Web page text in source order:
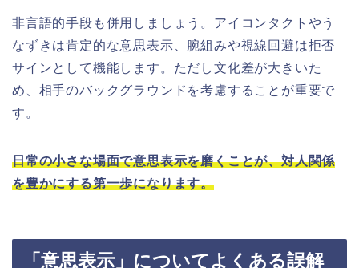
非言語的手段も併用しましょう。アイコンタクトやう
なずきは肯定的な意思表示、腕組みや視線回避は拒否
サインとして機能します。ただし文化差が大きいた
め、相手のバックグラウンドを考慮することが重要で
す。
日常の小さな場面で意思表示を磨くことが、対人関係
を豊かにする第一歩になります。
「意思表示」についてよくある誤解